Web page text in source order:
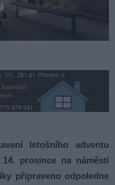
letošního adventu
prosince na náměstí
připraveno odpoledne